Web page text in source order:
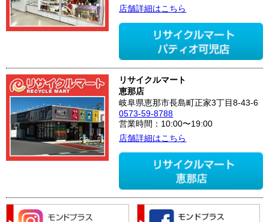
店舗詳細はこちら
リサイクルマート
恵那店
岐阜県恵那市長島町正家3丁目8-43-6
0573-59-8788
営業時間：10:00〜19:00
店舗詳細はこちら